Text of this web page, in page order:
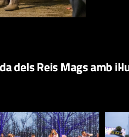
dels Reis Mags amb